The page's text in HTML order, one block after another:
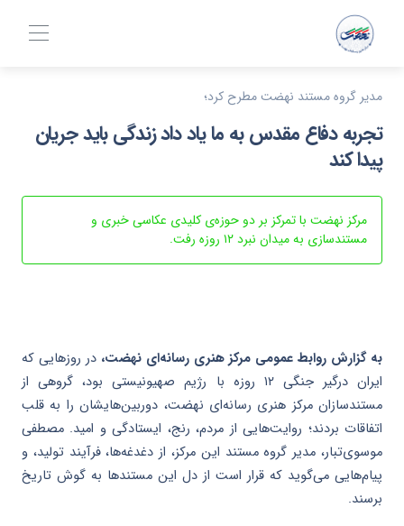
مدیر گروه مستند نهضت مطرح کرد؛
تجربه دفاع مقدس به ما یاد داد زندگی باید جریان
پیدا کند
مرکز نهضت با تمرکز بر دو حوزه‌ی کلیدی عکاسی خبری و
مستندسازی به میدان نبرد ۱۲ روزه رفت.
به گزارش روابط عمومی مرکز هنری رسانه‌ای نهضت،در روزهایی که
ایران درگیر جنگی ۱۲ روزه با رژیم صهیونیستی بود، گروهی از
مستندسازان مرکز هنری رسانه‌ای نهضت، دوربین‌هایشان را به قلب
اتفاقات بردند؛ روایت‌هایی از مردم، رنج، ایستادگی و امید. مصطفی
موسوی‌تبار، مدیر گروه مستند این مرکز، از دغدغه‌ها، فرآیند تولید، و
پیام‌هایی می‌گوید که قرار است از دل این مستندها به گوش تاریخ
برسند.